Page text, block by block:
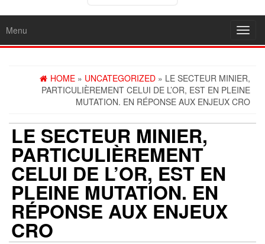
Menu
HOME » UNCATEGORIZED » LE SECTEUR MINIER,
PARTICULIÈREMENT CELUI DE L’OR, EST EN PLEINE
MUTATION. EN RÉPONSE AUX ENJEUX CRO
LE SECTEUR MINIER,
PARTICULIÈREMENT
CELUI DE L’OR, EST EN
PLEINE MUTATION. EN
RÉPONSE AUX ENJEUX
CRO